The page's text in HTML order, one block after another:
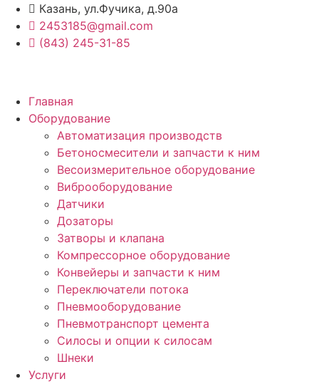
Перейти
содержимому
Казань, ул.Фучика, д.90а
2453185@gmail.com
(843) 245-31-85
Главная
Оборудование
Автоматизация производств
Бетоносмесители и запчасти к ним
Весоизмерительное оборудование
Виброоборудование
Датчики
Дозаторы
Затворы и клапана
Компрессорное оборудование
Конвейеры и запчасти к ним
Переключатели потока
Пневмооборудование
Пневмотранспорт цемента
Силосы и опции к силосам
Шнеки
Услуги